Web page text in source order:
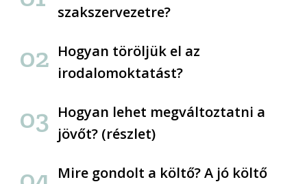
szakszervezetre?
Hogyan töröljük el az
irodalomoktatást?
Hogyan lehet megváltoztatni a
jövőt? (részlet)
Mire gondolt a költő? A jó költő